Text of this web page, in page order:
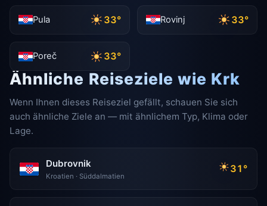
Pula 33° Rovinj 33°
Poreč 33°
Ähnliche Reiseziele wie Krk
Wenn Ihnen dieses Reiseziel gefällt, schauen Sie sich
auch ähnliche Ziele an — mit ähnlichem Typ, Klima oder
Lage.
Dubrovnik
Kroatien · Süddalmatien
31°